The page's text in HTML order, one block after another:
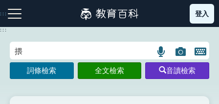
到
主
:::
注音索引圖示 筆畫索引圖示 部首索引表圖示
登入
:::
語
言
搜
圖
片
搜
開
鍵
圖
詞條檢索 全文檢索 音讀檢索